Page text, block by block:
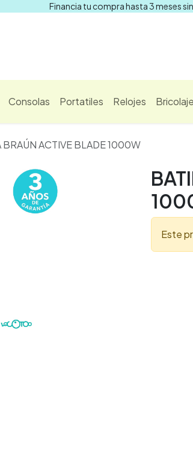
Financia tu compra hasta 3 meses
Consolas Portatiles Relojes Bricolaje
BRAÚN ACTIVE BLADE 1000W
Este